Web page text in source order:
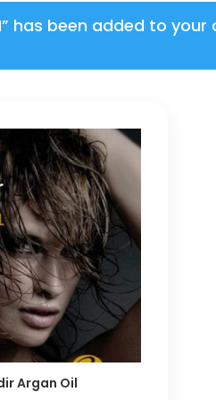
has been added to your
Argan Oil